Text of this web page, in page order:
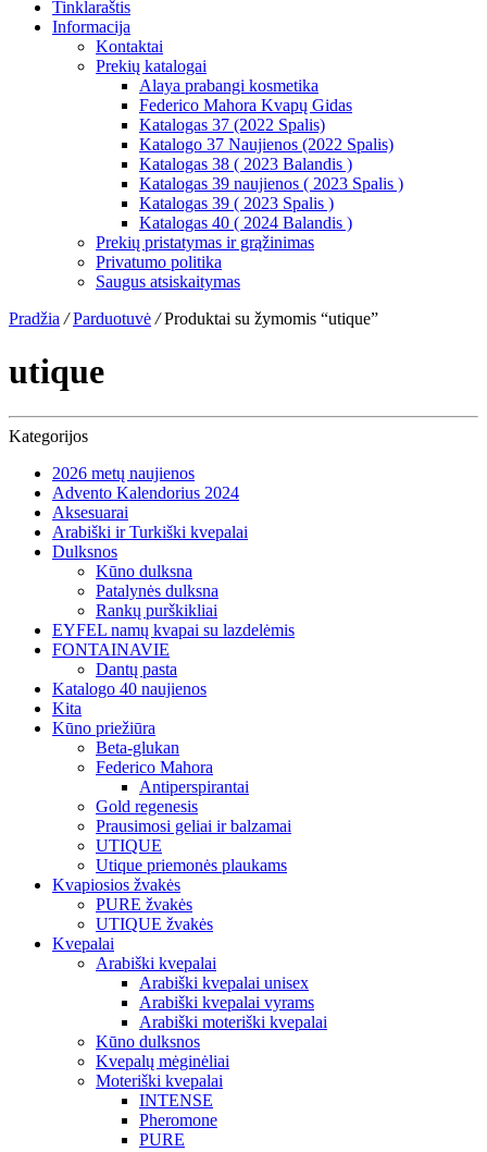
Tinklaraštis
Informacija
Kontaktai
Prekių katalogai
Alaya prabangi kosmetika
Federico Mahora Kvapų Gidas
Katalogas 37 (2022 Spalis)
Katalogo 37 Naujienos (2022 Spalis)
Katalogas 38 ( 2023 Balandis )
Katalogas 39 naujienos ( 2023 Spalis )
Katalogas 39 ( 2023 Spalis )
Katalogas 40 ( 2024 Balandis )
Prekių pristatymas ir grąžinimas
Privatumo politika
Saugus atsiskaitymas
Pradžia / Parduotuvė /Produktai su žymomis “utique”
utique
Kategorijos
2026 metų naujienos
Advento Kalendorius 2024
Aksesuarai
Arabiški ir Turkiški kvepalai
Dulksnos
Kūno dulksna
Patalynės dulksna
Rankų purškikliai
EYFEL namų kvapai su lazdelėmis
FONTAINAVIE
Dantų pasta
Katalogo 40 naujienos
Kita
Kūno priežiūra
Beta-glukan
Federico Mahora
Antiperspirantai
Gold regenesis
Prausimosi geliai ir balzamai
UTIQUE
Utique priemonės plaukams
Kvapiosios žvakės
PURE žvakės
UTIQUE žvakės
Kvepalai
Arabiški kvepalai
Arabiški kvepalai unisex
Arabiški kvepalai vyrams
Arabiški moteriški kvepalai
Kūno dulksnos
Kvepalų mėginėliai
Moteriški kvepalai
INTENSE
Pheromone
PURE